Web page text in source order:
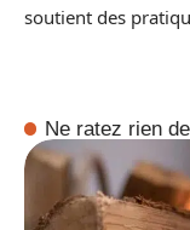
soutient des
Ne ratez rien